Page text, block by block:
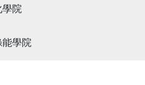
學院
學院